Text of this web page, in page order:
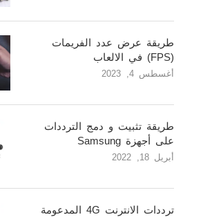
طريقة عرض عدد الفريمات
(FPS) في الالعاب
أغسطس 4, 2023
طريقة تثبيت و دمج الترددات
على أجهزة Samsung
أبريل 18, 2022
ترددات الانترنت 4G المدعومة